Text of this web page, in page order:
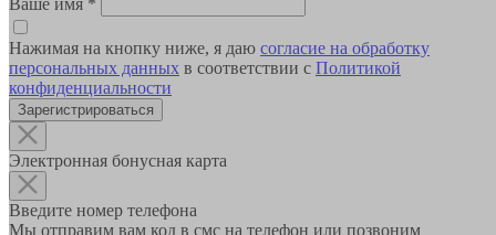
Ваше имя *
Нажимая на кнопку ниже, я даю согласие на обработку
персональных данных в соответствии с Политикой
конфиденциальности
Зарегистрироваться
Электронная бонусная карта
Введите номер телефона
Мы отправим вам код в смс на телефон или позвоним